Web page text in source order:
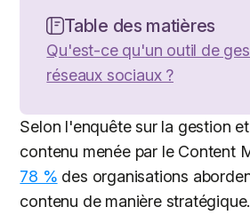
Table des matières
Qu'est-ce qu'un outil de
réseaux sociaux ?
Selon l'enquête sur la gestion
contenu menée par le Content
78 % des organisations
contenu de manière stratégique.